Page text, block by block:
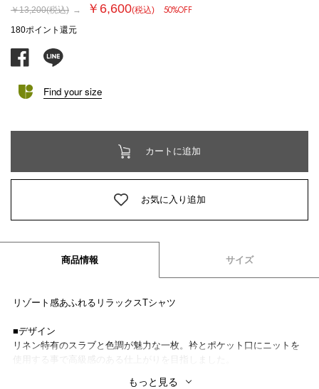
￥13,200(税込) → ￥6,600(税込) 50%OFF
180ポイント 還元
facebook
Find your size
カートに追加
お気に入り追加
商品情報 サイズ
リゾート感あふれるリラックスTシャツ
■デザイン
リネン特有のスラブと色調が魅力な一枚。衿とポケット口にニットを
使用する事で高級感のある仕上がりを目指しました。
もっと見る